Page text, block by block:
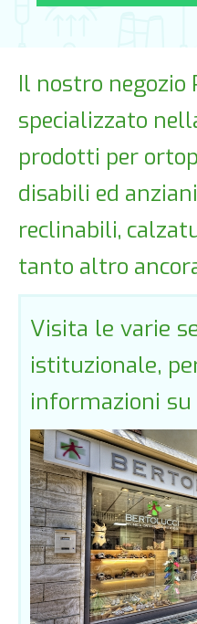
Il nostro negozio
specializzato
prodotti per
disabili ed
reclinabili,
tanto altro
Visita le varie
istituzionale,
informazioni